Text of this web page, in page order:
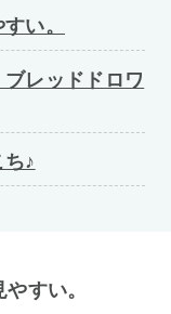
い。
レッドドロワ
♪
すい。